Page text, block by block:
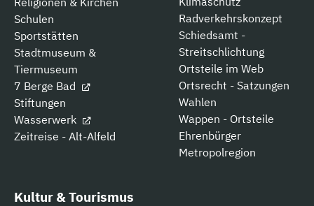
Schulen
Sportstätten
Stadtmuseum &
Tiermuseum
7 Berge Bad
Stiftungen
Wasserwerk
Zeitreise - Alt-Alfeld
Radverkehrskonzept
Schiedsamt -
Streitschlichtung
Ortsteile im Web
Ortsrecht - Satzungen
Wahlen
Wappen - Ortsteile
Ehrenbürger
Metropolregion
Kultur & Tourismus